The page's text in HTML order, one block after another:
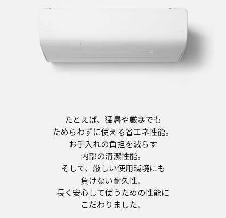
たとえば、猛暑や厳寒でも
ためらわずに使える省エネ性能。
お手入れの負担を減らす
内部の清潔性能。
そして、厳しい使用環境にも
負けない耐久性。
長く安心して使うための性能に
こだわりました。